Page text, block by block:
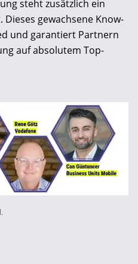
steht zusätzlich ein
gewachsene Know-
und garantiert Partnern
auf absolutem Top-